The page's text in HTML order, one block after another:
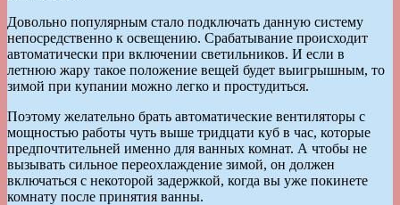
Довольно популярным стало подключать данную систему
непосредственно к освещению. Срабатывание происходит
автоматически при включении светильников. И если в
летнюю жару такое положение вещей будет выигрышным, то
зимой при купании можно легко и простудиться.
Поэтому желательно брать автоматические вентиляторы с
мощностью работы чуть выше тридцати куб в час, которые
предпочтительней именно для ванных комнат. А чтобы не
вызывать сильное переохлаждение зимой, он должен
включаться с некоторой задержкой, когда вы уже покинете
комнату после принятия ванны.